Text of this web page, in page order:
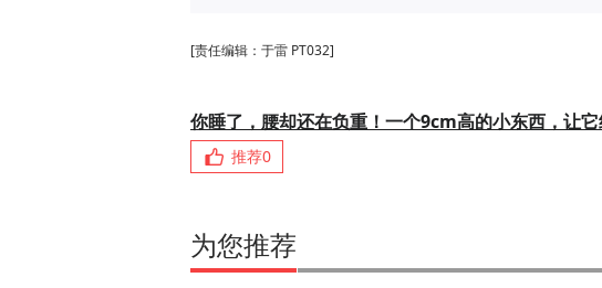
[责任编辑：于雷 PT032]
你睡了，腰却还在负重！一个9cm高的小东西，让
推荐0
为您推荐